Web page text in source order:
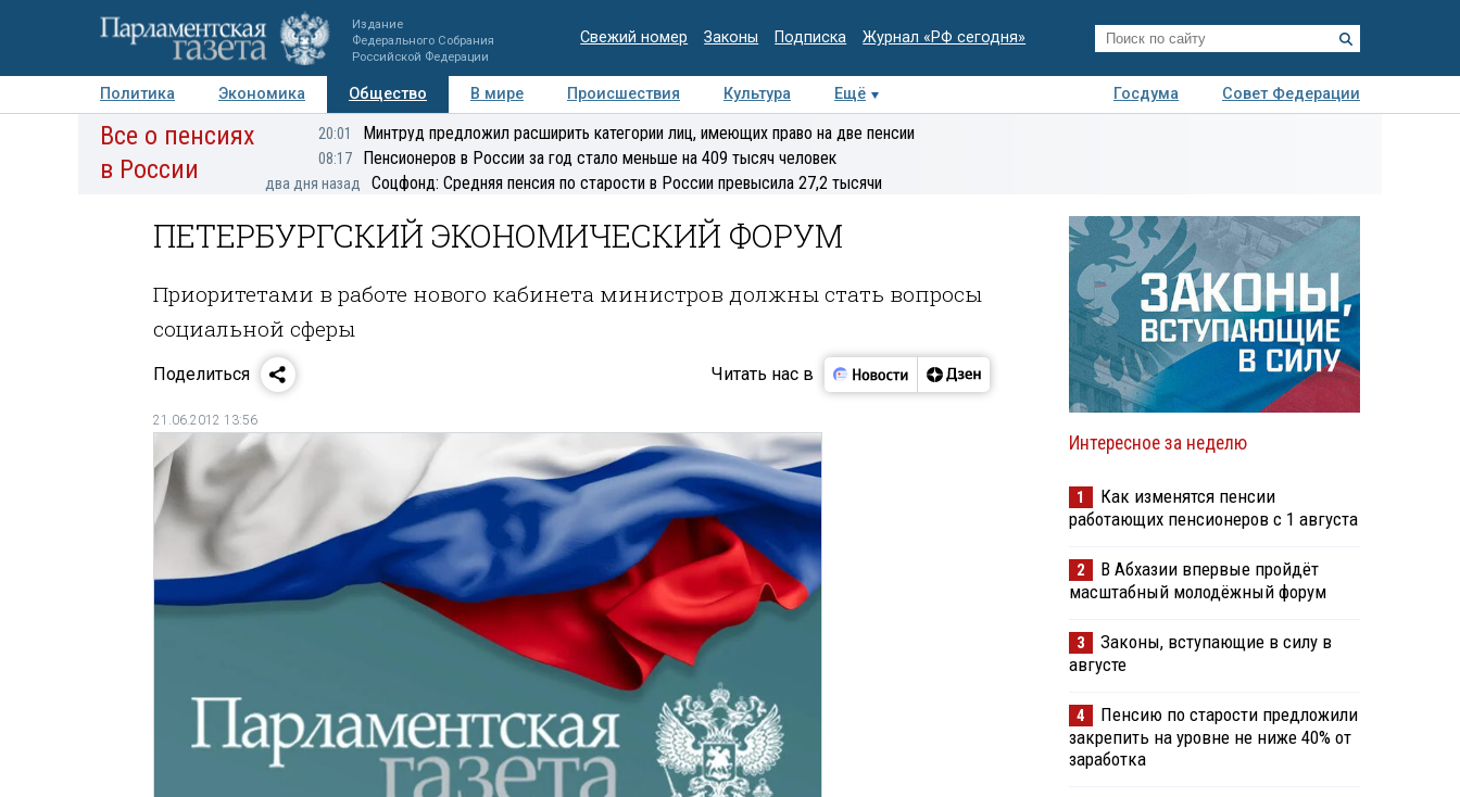
Издание
Федерального Собрания
Российской Федерации
Свежий номер Законы Подписка Журнал «РФ сегодня»
Политика Экономика Общество В мире Происшествия Культура Ещё Госдума
Совет Федерации
Авторы Персоны Мнения Регионы Медиацентр Интервью Колумнисты
Деловая
Все о пенсиях
в России
20:01 Минтруд предложил расширить категории лиц, имеющих право на две пенсии
08:17 Пенсионеров в России за год стало меньше на 409 тысяч человек
два дня назад Соцфонд: Средняя пенсия по старости в России превысила 27,2 тысячи
ПЕТЕРБУРГСКИЙ ЭКОНОМИЧЕСКИЙ ФОРУМ
Приоритетами в работе нового кабинета министров должны стать вопросы
социальной сферы
Поделиться Читать нас в
21.06.2012 13:56
Интересное за неделю
1
Как изменятся пенсии
работающих пенсионеров с 1 августа
2
В Абхазии впервые пройдёт
масштабный молодёжный форум
3
Законы, вступающие в силу в
августе
4
Пенсию по старости предложили
закрепить на уровне не ниже 40% от
заработка